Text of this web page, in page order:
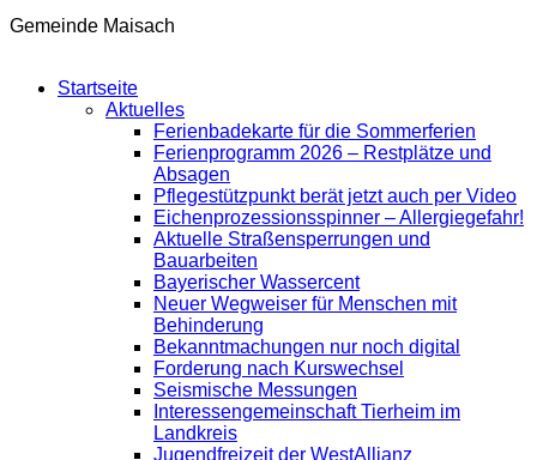
Gemeinde Maisach
Startseite
Aktuelles
Ferienbadekarte für die Sommerferien
Ferienprogramm 2026 – Restplätze und
Absagen
Pflegestützpunkt berät jetzt auch per Video
Eichenprozessionsspinner – Allergiegefahr!
Aktuelle Straßensperrungen und
Bauarbeiten
Bayerischer Wassercent
Neuer Wegweiser für Menschen mit
Behinderung
Bekanntmachungen nur noch digital
Forderung nach Kurswechsel
Seismische Messungen
Interessengemeinschaft Tierheim im
Landkreis
Jugendfreizeit der WestAllianz